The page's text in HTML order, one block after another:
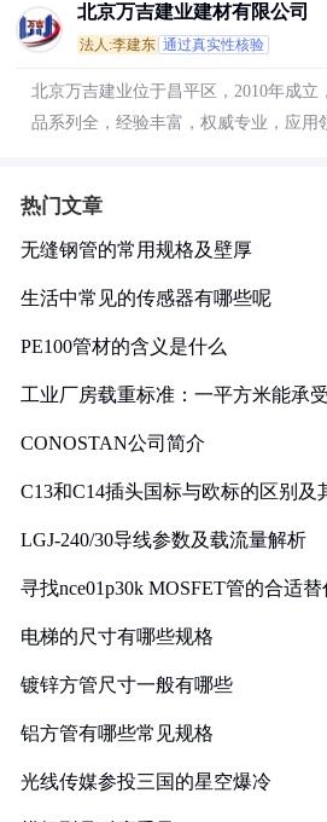
北京万吉建业建材有限公司
法人:李建东 通过真实性核验
北京万吉建业位于昌平区，2010年成
品系列全，经验丰富，权威专业，应用
热门文章
无缝钢管的常用规格及壁厚
生活中常见的传感器有哪些呢
PE100管材的含义是什么
工业厂房载重标准：一平方米能承
CONOSTAN公司简介
C13和C14插头国标与欧标的区别及
LGJ-240/30导线参数及载流量解析
寻找nce01p30k MOSFET管的合适
电梯的尺寸有哪些规格
镀锌方管尺寸一般有哪些
铝方管有哪些常见规格
光线传媒参投三国的星空爆冷